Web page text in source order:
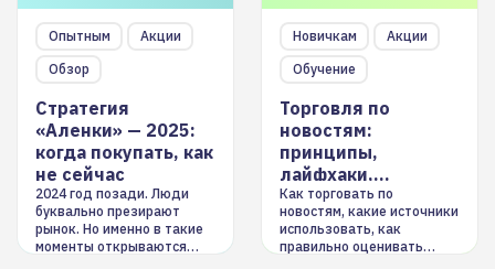
Опытным
Акции
Обзор
Стратегия
«Аленки» — 2025:
когда покупать, как
не сейчас
2024 год позади. Люди
буквально презирают
рынок. Но именно в такие
моменты открываются
Новичкам
Акции
Обучение
Торговля по
новостям:
принципы,
лайфхаки,
инструменты
Как торговать по
новостям, какие источники
использовать, как
правильно оценивать